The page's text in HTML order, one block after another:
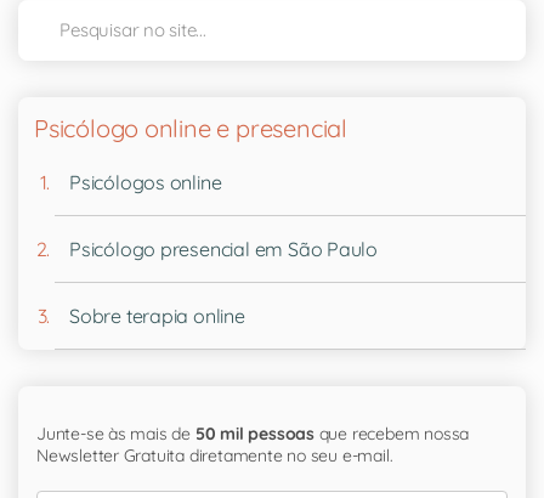
Psicólogo online e presencial
Psicólogos online
Psicólogo presencial em São Paulo
Sobre terapia online
Junte-se às mais de 50 mil pessoasque recebem nossa
Newsletter Gratuita diretamente no seu e-mail.